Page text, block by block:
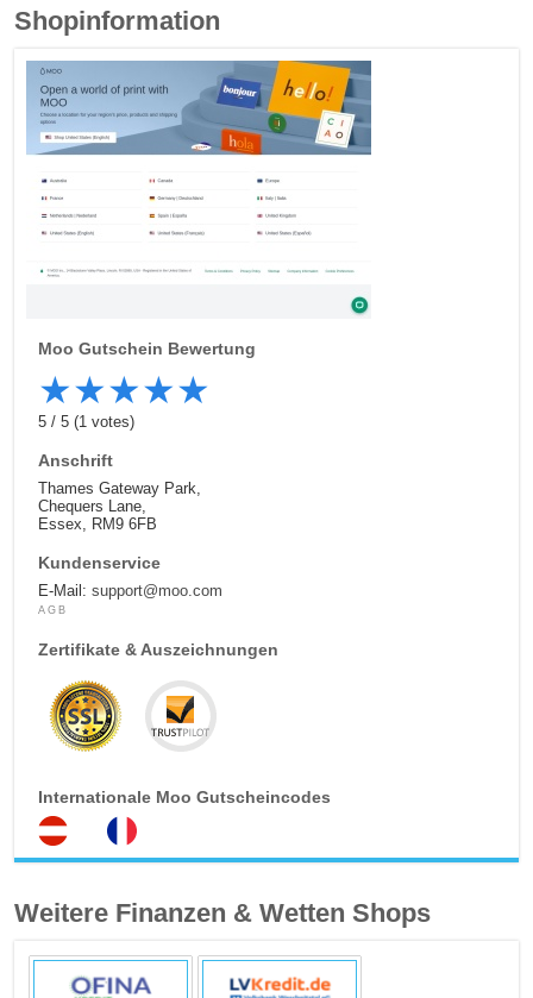
Shopinformation
Moo Gutschein Bewertung
★★★★★
5/5 (1 votes)
Anschrift
Thames Gateway Park,
Chequers Lane,
Essex, RM9 6FB
Kundenservice
E-Mail:support@moo.com
AGB
Zertifikate & Auszeichnungen
Internationale Moo Gutscheincodes
Weitere Finanzen & Wetten Shops